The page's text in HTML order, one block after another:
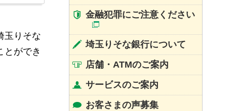
玉りそな
とができ
金融犯罪にご注意ください
埼玉りそな銀行について
店舗・ATMのご案内
サービスのご案内
お客さまの声募集